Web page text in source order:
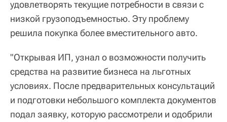
удовлетворять текущие потребности в связи с
низкой грузоподъемностью. Эту проблему
решила покупка более вместительного авто.
"Открывая ИП, узнал о возможности получить
средства на развитие бизнеса на льготных
условиях. После предварительных консультаций
и подготовки небольшого комплекта документов
подал заявку, которую рассмотрели и одобрили